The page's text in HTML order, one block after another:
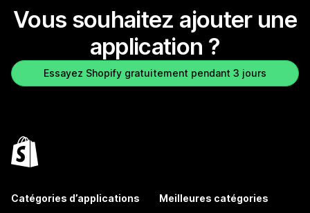
Vous souhaitez ajouter une
application ?
Essayez Shopify gratuitement pendant 3 jours
Catégories d’applications Meilleures catégories